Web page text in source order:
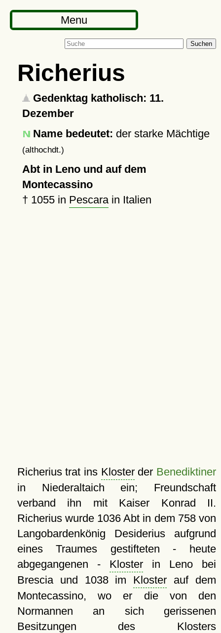
Menu
Suchen
Richerius
Gedenktag katholisch: 11.
Dezember
Name bedeutet: der starke Mächtige
(althochdt.)
Abt in Leno und auf dem
Montecassino
† 1055in Pescarain Italien
Richerius trat ins Klosterder Benediktiner
in Niederaltaich ein; Freundschaft
verband ihn mit Kaiser Konrad II.
Richerius wurde 1036 Abt in dem 758 von
Langobardenkönig Desiderius aufgrund
eines Traumes gestifteten - heute
abgegangenen - Klosterin Leno bei
Brescia und 1038 im Kloster auf dem
Montecassino, wo er die von den
Normannen an sich gerissenen
Besitzungen des Klosters